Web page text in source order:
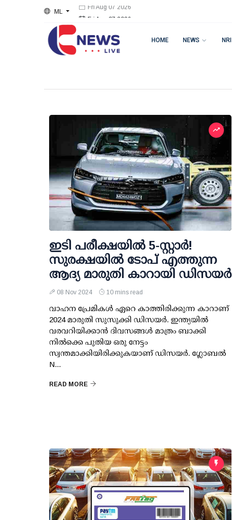
ML Fri Aug 07 2026
HOME NEWS NRI
ഇടി പരീക്ഷയില്‍ 5-സ്റ്റാര്‍!
സുരക്ഷയില്‍ ടോപ് എത്തുന്ന
ആദ്യ മാരുതി കാറായി ഡിസയര്‍
08 Nov 2024 10 mins read
വാഹന പ്രേമികള്‍ ഏറെ കാത്തിരിക്കുന്ന കാറാണ്
2024 മാരുതി സുസുക്കി ഡിസയര്‍. ഇന്ത്യയില്‍
വരവറിയിക്കാന്‍ ദിവസങ്ങള്‍ മാത്രം ബാക്കി
നില്‍ക്കെ പുതിയ ഒരു നേട്ടം
സ്വന്തമാക്കിയിരിക്കുകയാണ് ഡിസയര്‍. ഗ്ലോബല്‍
N...
READ MORE